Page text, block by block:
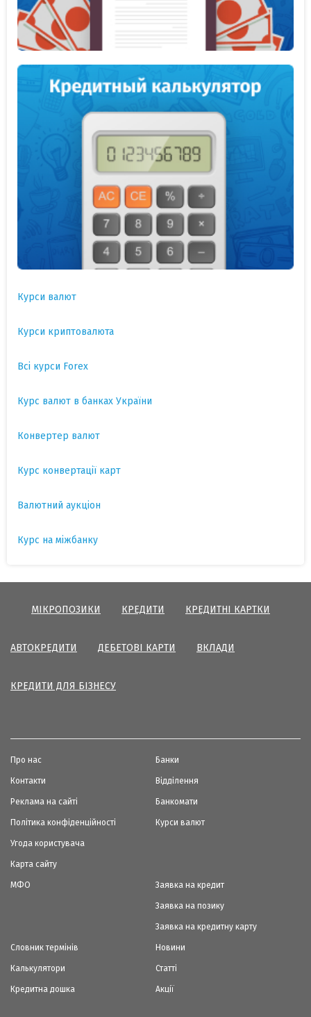
Курси валют
Курси криптовалюта
Всі курси Forex
Курс валют в банках України
Конвертер валют
Курс конвертації карт
Валютний аукціон
Курс на міжбанку
МІКРОПОЗИКИ КРЕДИТИ КРЕДИТНІ КАРТКИ
АВТОКРЕДИТИ ДЕБЕТОВІ КАРТИ ВКЛАДИ
КРЕДИТИ ДЛЯ БІЗНЕСУ
Про нас
Контакти
Реклама на сайті
Політика конфіденційності
Угода користувача
Карта сайту
Банки
Відділення
Банкомати
Курси валют
МФО Заявка на кредит
Заявка на позику
Заявка на кредитну карту
Словник термінів
Калькулятори
Кредитна дошка
Новини
Статті
Акції